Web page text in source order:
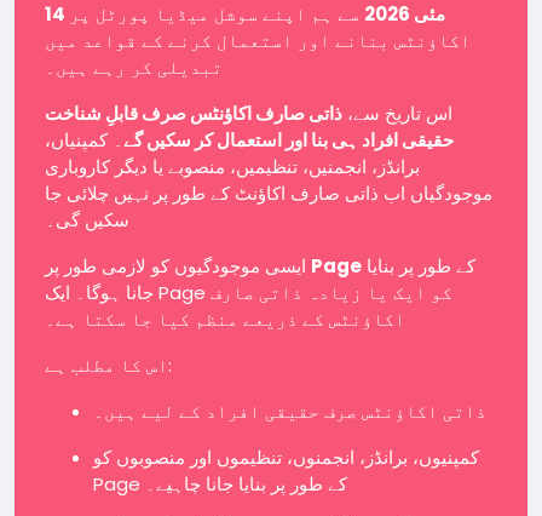
14 مئی 2026
سے ہم اپنے سوشل میڈیا پورٹل پر
اکاؤنٹس بنانے اور استعمال کرنے کے قواعد میں
تبدیلی کر رہے ہیں۔
اس تاریخ سے، ذاتی صارف اکاؤنٹس صرف قابلِ شناخت
حقیقی افراد ہی بنا اور استعمال کر سکیں گے۔ کمپنیاں،
برانڈز، انجمنیں، تنظیمیں، منصوبے یا دیگر کاروباری
موجودگیاں اب ذاتی صارف اکاؤنٹ کے طور پر نہیں چلائی جا
سکیں گی۔
Page
جانا ہوگا۔ ایک Page کو ایک یا زیادہ ذاتی صارف
اکاؤنٹس کے ذریعے منظم کیا جا سکتا ہے۔
اس کا مطلب ہے:
ذاتی اکاؤنٹس صرف حقیقی افراد کے لیے ہیں۔
کمپنیوں، برانڈز، انجمنوں، تنظیموں اور منصوبوں کو
Page کے طور پر بنایا جانا چاہیے۔